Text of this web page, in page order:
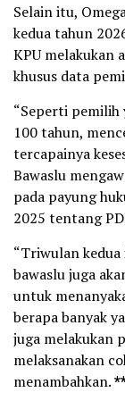
Selain itu,
kedua tahun
KPU melakukan
khusus data
“Seperti pemilih
100 tahun,
tercapainya
Bawaslu
pada payung
2025 tentang
“Triwulan kedua
bawaslu juga
untuk
berapa banyak
juga melakukan
melaksanakan
menambahkan.